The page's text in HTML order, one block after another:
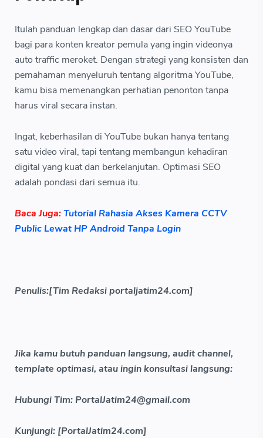
Itulah panduan lengkap dan dasar dari SEO YouTube
bagi para konten kreator pemula yang ingin videonya
auto traffic meroket. Dengan strategi yang konsisten dan
pemahaman menyeluruh tentang algoritma YouTube,
kamu bisa memenangkan perhatian penonton tanpa
harus viral secara instan.
Ingat, keberhasilan di YouTube bukan hanya tentang
satu video viral, tapi tentang membangun kehadiran
digital yang kuat dan berkelanjutan. Optimasi SEO
adalah pondasi dari semua itu.
Baca Juga:Tutorial Rahasia Akses Kamera CCTV
Public Lewat HP Android Tanpa Login
Penulis:[Tim Redaksi portaljatim24.com]
Jika kamu butuh panduan langsung, audit channel,
template optimasi, atau ingin konsultasi langsung:
Hubungi Tim: PortalJatim24@gmail.com
Kunjungi: [PortalJatim24.com]